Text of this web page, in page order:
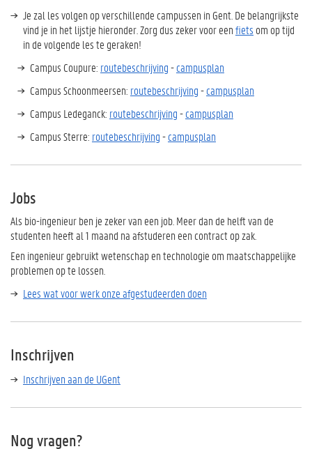
Je zal les volgen op verschillende campussen in Gent. De belangrijkste
vind je in het lijstje hieronder. Zorg dus zeker voor eenfiets om op tijd
in de volgende les te geraken!
Campus Coupure: routebeschrijving-campusplan
CampusSchoonmeersen: routebeschrijving-campusplan
Campus Ledeganck: routebeschrijving-campusplan
CampusSterre: routebeschrijving-campusplan
Jobs
Als bio-ingenieur ben je zeker van een job. Meer dan de helft van de
studenten heeft al 1 maand na afstuderen een contract op zak.
Een ingenieur gebruikt wetenschap en technologie om maatschappelijke
problemen op te lossen.
Lees wat voor werk onze afgestudeerden doen
Inschrijven
Inschrijven aan de UGent
Nog vragen?